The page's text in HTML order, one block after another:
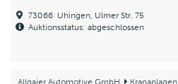
73066 Uhingen, Ulmer Str. 75
Auktionsstatus: abgeschlossen
Allgaier Automotive GmbH Krananlagen